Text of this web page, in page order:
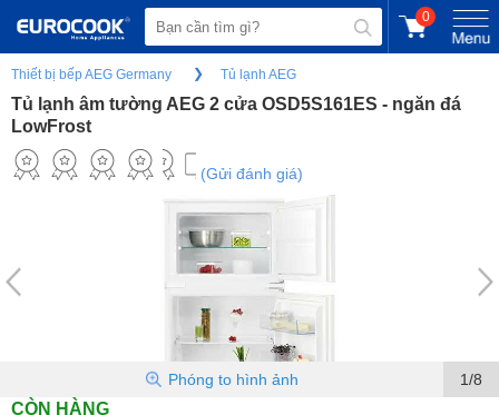
0
Thiết bị bếp AEG Germany Tủ lạnh AEG
Tủ lạnh âm tường AEG 2 cửa OSD5S161ES - ngăn đá
LowFrost
(Gửi đánh giá)
1/8
Phóng to hình ảnh
CÒN HÀNG